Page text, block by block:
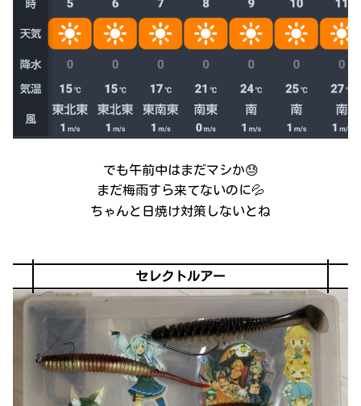
でも午前中はまだマシか😓
まだ梅雨すら来てないのに💦
ちゃんと日焼け対策しないとね
セレクトルアー